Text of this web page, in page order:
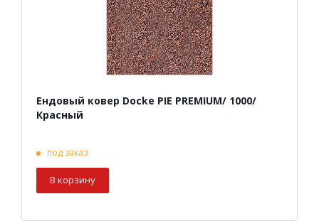
Ендовый ковер Docke PIE PREMIUM/ 1000/
Красный
под заказ
В корзину